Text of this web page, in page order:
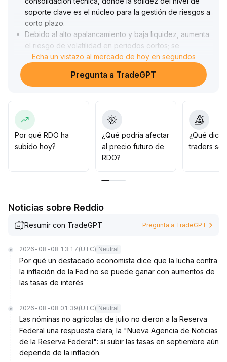
soporte clave es el núcleo para la gestión de riesgos a
corto plazo.
Debido al alto apalancamiento y baja liquidez, aumenta
el riesgo de volatilidad en periodos cortos; se
recomienda un control estricto de posiciones y prestar
atención al rango de soporte en 0
88 y resistencia en 1.
consolidan un rebote y mejora el sentimiento del
sector, RDO, que cuenta con respaldo ecológico y
aplicaciones, podría encarar una nueva tendencia
alcista; sin embargo, será necesario monitorear de
cerca los flujos de capital y la dinámica de la industria,
Echa un vistazo al mercado de hoy en segundos
Pregunta a TradeGPT
Por qué RDO ha
subido hoy?
¿Qué podría afectar
al precio futuro de
RDO?
¿Qué
traders
Noticias sobre Reddio
Resumir con TradeGPT Pregunta a TradeGPT
2026-08-08 13:17 (UTC) Neutral
Por qué un destacado economista dice que la lucha contra
la inflación de la Fed no se puede ganar con aumentos de
las tasas de interés
2026-08-08 01:39 (UTC) Neutral
Las nóminas no agrícolas de julio no dieron a la Reserva
Federal una respuesta clara; la "Nueva Agencia de Noticias
de la Reserva Federal": si subir las tasas en septiembre aún
depende de la inflación.